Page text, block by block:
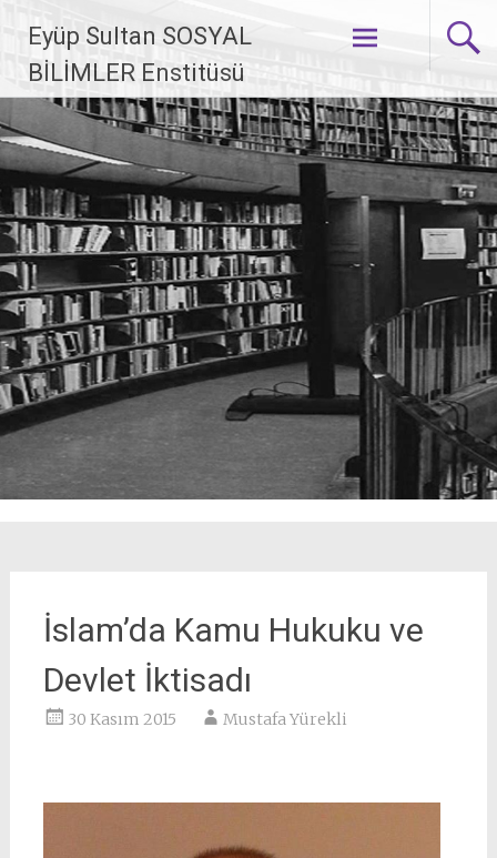
Eyüp Sultan SOSYAL
BİLİMLER Enstitüsü
İçeriğe geç
İslam’da Kamu Hukuku ve
Devlet İktisadı
30 Kasım 2015 Mustafa Yürekli